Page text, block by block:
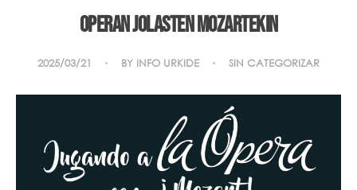
Operan jolasten Mozartekin
2025/03/21 BY INFO URKIDE SIN CATEGORIZAR